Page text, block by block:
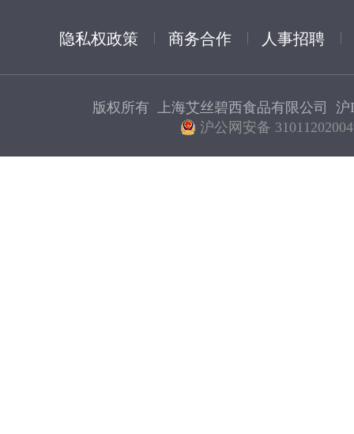
隐私权政策 商务合作 人事招聘
版权所有 上海艾丝碧西食品有限公司 沪
沪公网安备